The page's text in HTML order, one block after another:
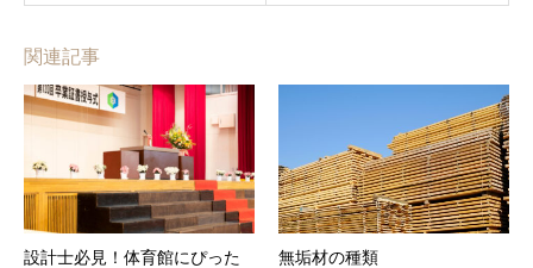
関連記事
設計士必見！体育館にぴった
無垢材の種類